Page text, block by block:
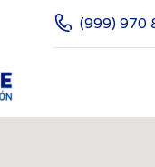
(999) 970